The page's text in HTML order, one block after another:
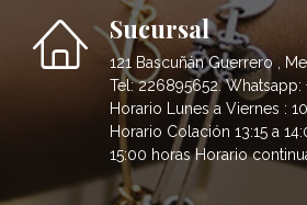
Sucursal
121 Bascuñán Guerrero ,
Tel: 226895652. Whatsapp:
Horario Lunes a Viernes :
Horario Colación 13:15 a
15:00 horas Horario